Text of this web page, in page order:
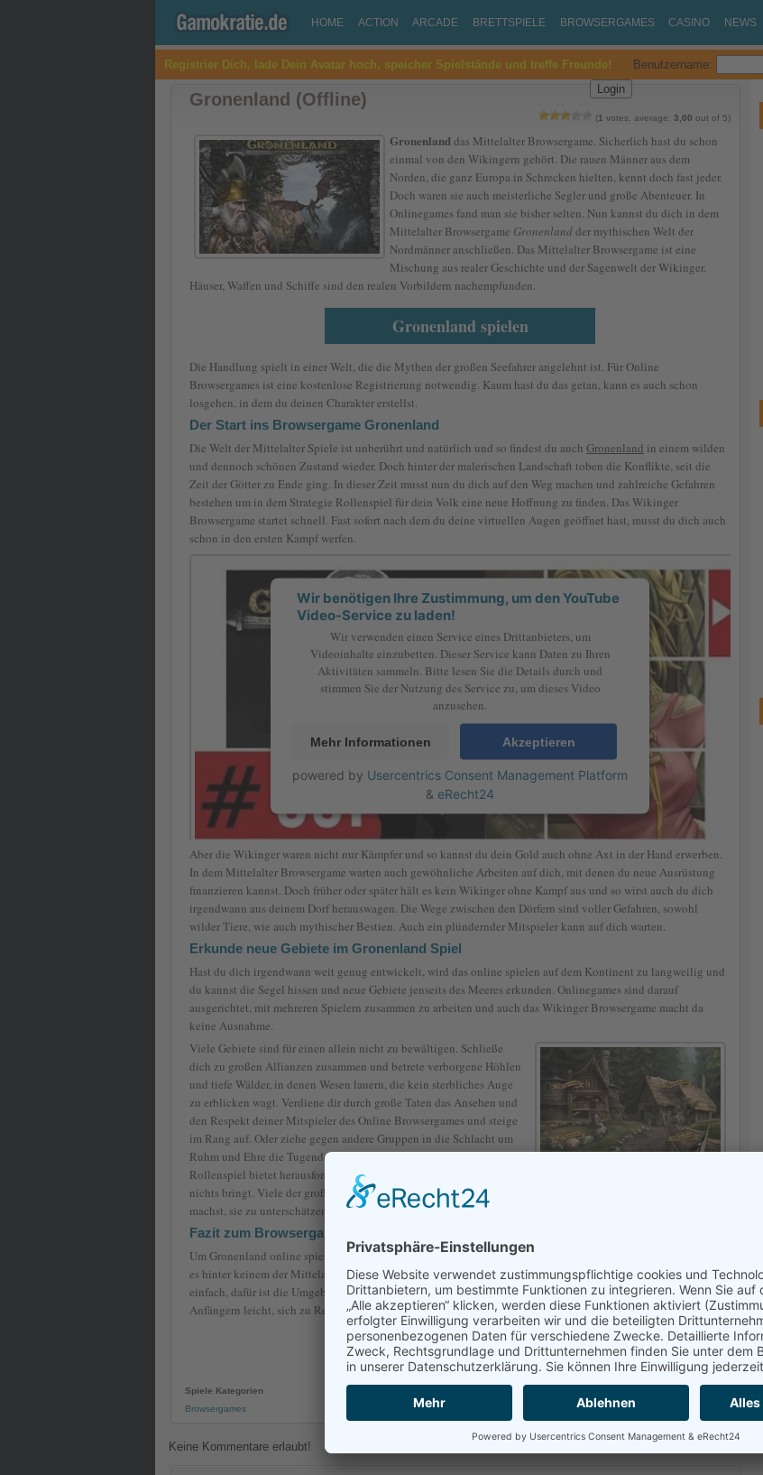
HOME ACTION ARCADE BRETTSPIELE BROWSERGAMES CASINO NEWS
Registrier Dich, lade Dein Avatar hoch, speicher Spielstände und treffe Freunde! Benutzername:
Gronenland (Offline)
(1 votes, average: 3,00 out of 5)
Gronenlanddas Mittelalter Browsergame. Sicherlich hast du schon
einmal von den Wikingern gehört. Die rauen Männer aus dem
Norden, die ganz Europa in Schrecken hielten, kennt doch fast jeder.
Doch waren sie auch meisterliche Segler und große Abenteuer. In
Onlinegames fand man sie bisher selten. Nun kannst du dich in dem
Mittelalter Browsergame Gronenlandder mythischen Welt der
Nordmänner anschließen. Das Mittelalter Browsergame ist eine
Mischung aus realer Geschichte und der Sagenwelt der Wikinger.
Häuser, Waffen und Schiffe sind den realen Vorbildern nachempfunden.
Gronenland spielen
Die Handlung spielt in einer Welt, die die Mythen der großen Seefahrer angelehnt ist. Für Online
Browsergames ist eine kostenlose Registrierung notwendig. Kaum hast du das getan, kann es auch schon
losgehen, in dem du deinen Charakter erstellst.
Der Start ins Browsergame Gronenland
Die Welt der Mittelalter Spiele ist unberührt und natürlich und so findest du auch Gronenland in einem wilden
und dennoch schönen Zustand wieder. Doch hinter der malerischen Landschaft toben die Konflikte, seit die
Zeit der Götter zu Ende ging. In dieser Zeit musst nun du dich auf den Weg machen und zahlreiche Gefahren
bestehen um in dem Strategie Rollenspiel für dein Volk eine neue Hoffnung zu finden. Das Wikinger
Browsergame startet schnell. Fast sofort nach dem du deine virtuellen Augen geöffnet hast, musst du dich auch
schon in den ersten Kampf werfen.
Wir benötigen Ihre Zustimmung, um den YouTube
Video-Service zu laden!
Wir verwenden einen Service eines Drittanbieters, um
Videoinhalte einzubetten. Dieser Service kann Daten zu Ihren
Aktivitäten sammeln. Bitte lesen Sie die Details durch und
stimmen Sie der Nutzung des Service zu, um dieses Video
anzusehen.
Mehr Informationen Akzeptieren
powered by Usercentrics Consent Management Platform
& eRecht24
Aber die Wikinger waren nicht nur Kämpfer und so kannst du dein Gold auch ohne Axt in der Hand erwerben.
In dem Mittelalter Browsergame warten auch gewöhnliche Arbeiten auf dich, mit denen du neue Ausrüstung
finanzieren kannst. Doch früher oder später hält es kein Wikinger ohne Kampf aus und so wirst auch du dich
irgendwann aus deinem Dorf herauswagen. Die Wege zwischen den Dörfern sind voller Gefahren, sowohl
wilder Tiere, wie auch mythischer Bestien. Auch ein plündernder Mitspieler kann auf dich warten.
Erkunde neue Gebiete im Gronenland Spiel
Hast du dich irgendwann weit genug entwickelt, wird das online spielen auf dem Kontinent zu langweilig und
du kannst die Segel hissen und neue Gebiete jenseits des Meeres erkunden. Onlinegames sind darauf
ausgerichtet, mit mehreren Spielern zusammen zu arbeiten und auch das Wikinger Browsergame macht da
keine Ausnahme.
Viele Gebiete sind für einen allein nicht zu bewältigen. Schließe
dich zu großen Allianzen zusammen und betrete verborgene Höhlen
und tiefe Wälder, in denen Wesen lauern, die kein sterbliches Auge
zu erblicken wagt. Verdiene dir durch große Taten das Ansehen und
den Respekt deiner Mitspieler des Online Browsergames und steige
im Rang auf. Oder ziehe gegen andere Gruppen in die Schlacht um
Ruhm und Ehre die Tugenden der Wikinger. Das Strategie
Rollenspiel bietet herausfordernde Kämpfe, in denen Kraft alleine,
nichts bringt. Viele der großen Monster können dich mit einem Happs verschlingen, wenn du den Fehler
machst, sie zu unterschätzen.
Fazit zum Browsergame Gronenland
Um Gronenland online spielen zu können ist eine Begeisterung für den Kampf erforderlich. Gestalterisch steht
es hinter keinem der Mittelalter Spiele zurück, die im Netz zu finden sind. Die Gestaltung der Figuren ist etwas
einfach, dafür ist die Umgebung umso liebevoller. Die Menüs sind leicht einsehbar und machen es auch
Anfängern leicht, sich zu Recht zu finden.
Gronenland spielen
Spiele Kategorien
Browsergames
Keine Kommentare erlaubt!